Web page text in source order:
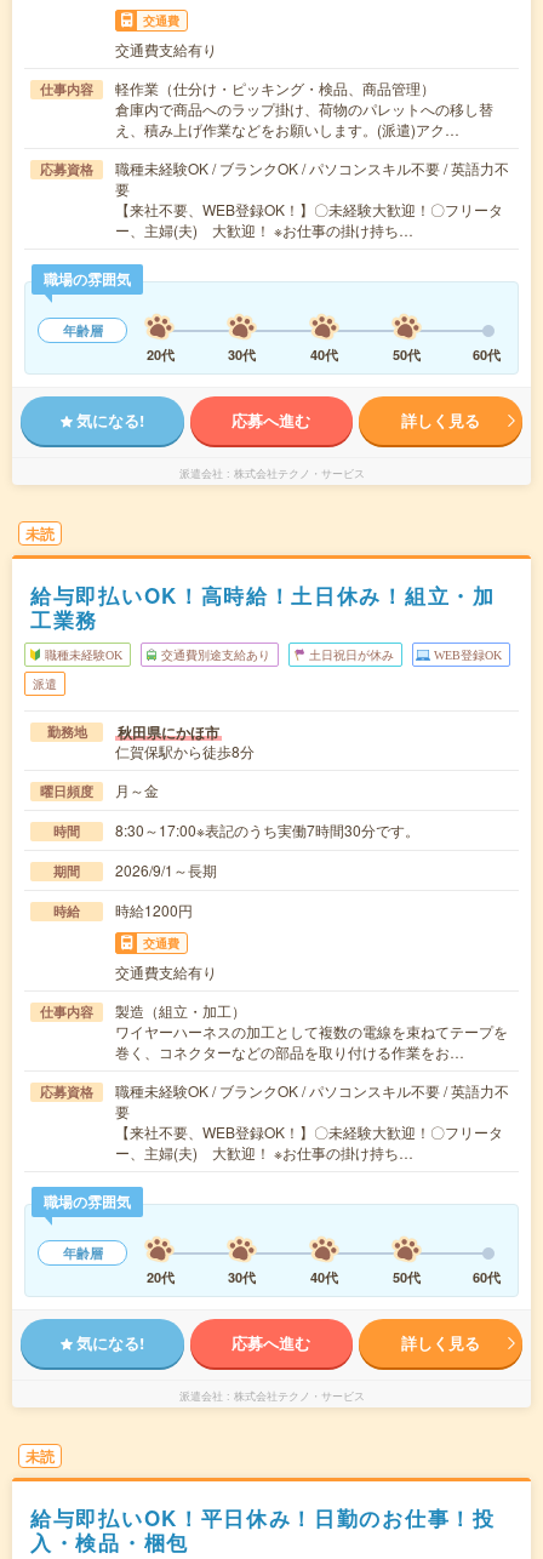
交通費
交通費支給有り
仕事内容
軽作業（仕分け・ピッキング・検品、商品管理）
倉庫内で商品へのラップ掛け、荷物のパレットへの移し替
え、積み上げ作業などをお願いします。(派遣)アク…
応募資格
職種未経験OK / ブランクOK / パソコンスキル不要 / 英語力不
要
【来社不要、WEB登録OK！】〇未経験大歓迎！〇フリータ
ー、主婦(夫) 大歓迎！ ※お仕事の掛け持ち…
職場の雰囲気
年齢層
20代
30代 40代 50代 60代
気になる! 応募へ進む 詳しく見る
派遣会社 株式会社テクノ・サービス
未読
給与即払いOK！高時給！土日休み！組立・加
工業務
職種未経験OK 交通費別途支給あり 土日祝日が休み WEB登録OK
派遣
勤務地 秋田県にかほ市
仁賀保駅から徒歩8分
曜日頻度 月～金
時間 8:30～17:00※表記のうち実働7時間30分です。
期間 2026/9/1～長期
時給 時給1200円
交通費
交通費支給有り
仕事内容
製造（組立・加工）
ワイヤーハーネスの加工として複数の電線を束ねてテープを
巻く、コネクターなどの部品を取り付ける作業をお…
応募資格
職種未経験OK / ブランクOK / パソコンスキル不要 / 英語力不
要
【来社不要、WEB登録OK！】〇未経験大歓迎！〇フリータ
ー、主婦(夫) 大歓迎！ ※お仕事の掛け持ち…
職場の雰囲気
年齢層
20代
30代 40代 50代 60代
気になる! 応募へ進む 詳しく見る
派遣会社 株式会社テクノ・サービス
未読
給与即払いOK！平日休み！日勤のお仕事！投
入・検品・梱包